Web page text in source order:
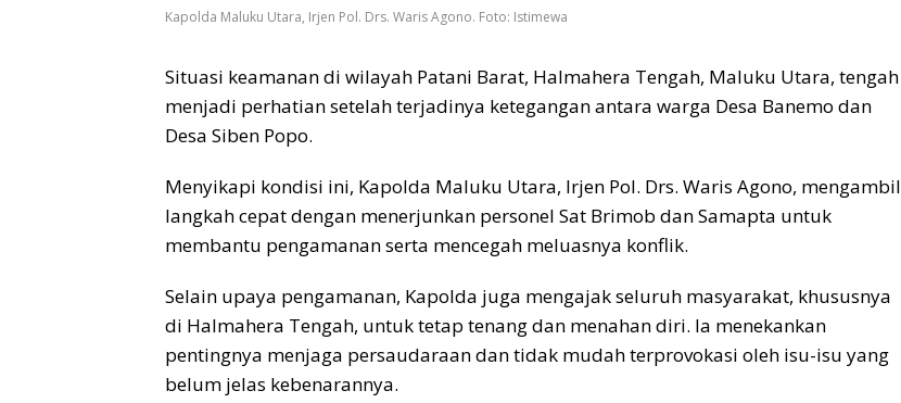
Kapolda Maluku Utara, Irjen Pol. Drs. Waris Agono. Foto: Istimewa
Situasi keamanan di wilayah Patani Barat, Halmahera Tengah, Maluku Utara, tengah
menjadi perhatian setelah terjadinya ketegangan antara warga Desa Banemo dan
Desa Siben Popo.
Menyikapi kondisi ini, Kapolda Maluku Utara, Irjen Pol. Drs. Waris Agono, mengambil
langkah cepat dengan menerjunkan personel Sat Brimob dan Samapta untuk
membantu pengamanan serta mencegah meluasnya konflik.
Selain upaya pengamanan, Kapolda juga mengajak seluruh masyarakat, khususnya
di Halmahera Tengah, untuk tetap tenang dan menahan diri. Ia menekankan
pentingnya menjaga persaudaraan dan tidak mudah terprovokasi oleh isu-isu yang
belum jelas kebenarannya.